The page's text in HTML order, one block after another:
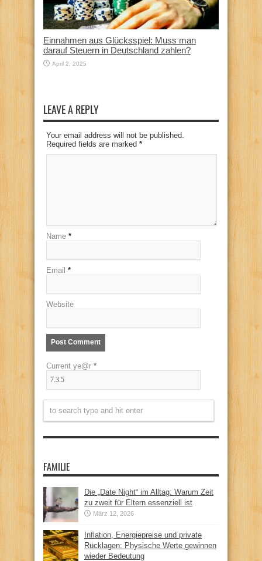
Einnahmen aus Glücksspiel: Muss man
darauf Steuern in Deutschland zahlen?
April 2, 2025
LEAVE A REPLY
Your email address will not be published.
Required fields are marked *
Name *
Email *
Website
Current ye@r *
FAMILIE
Die „Date Night“ im Alltag: Warum Zeit
zu zweit für Eltern essenziell ist
März 12, 2026
Inflation, Energiepreise und private
Rücklagen: Physische Werte gewinnen
wieder Bedeutung